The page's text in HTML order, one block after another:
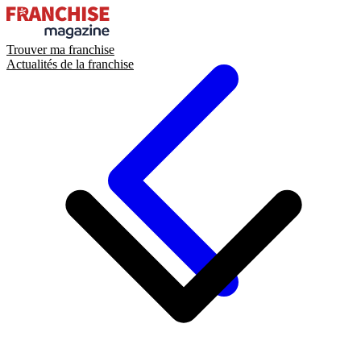
Trouver ma franchise
Actualités de la franchise